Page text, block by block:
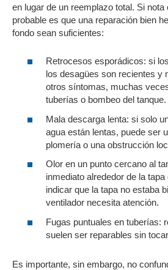
en lugar de un reemplazo total. Si
probable es que una reparación bien
fondo sean suficientes:
Retrocesos esporádicos: si
los desagües son recientes y
otros síntomas, muchas
tuberías o bombeo del tanque.
Mala descarga lenta: si solo
agua están lentas, puede ser
plomería o una obstrucción
Olor en un punto cercano al
inmediato alrededor de la
indicar que la tapa no estaba
ventilador necesita atención.
Fugas puntuales en tuberías:
suelen ser reparables sin
Es importante, sin embargo, no